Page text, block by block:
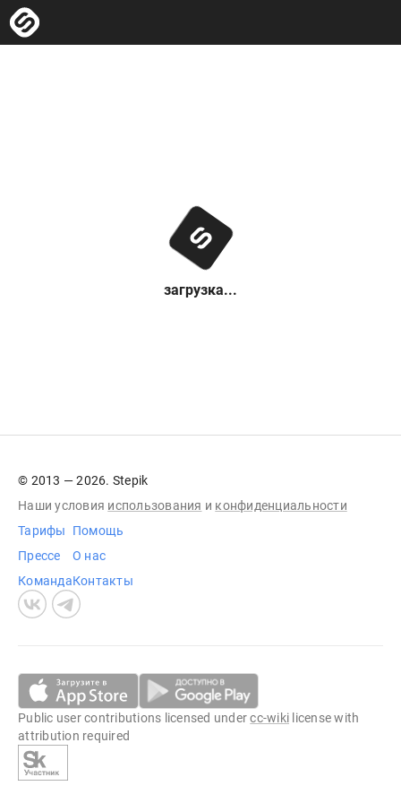
загрузка...
© 2013 — 2026. Stepik
Наши условия использования и конфиденциальности
Тарифы
Прессе
Команда
Помощь
О нас
Контакты
Public user contributions licensed undercc-wiki license with
attribution required